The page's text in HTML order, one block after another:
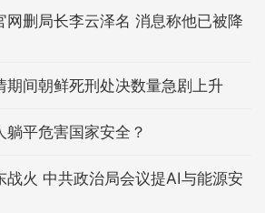
网删局长李云泽名 消息称他已被降
期间朝鲜死刑处决数量急剧上升
躺平危害国家安全？
战火 中共政治局会议提AI与能源安